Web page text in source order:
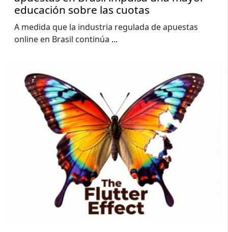
educación sobre las cuotas
A medida que la industria regulada de apuestas
online en Brasil continúa ...